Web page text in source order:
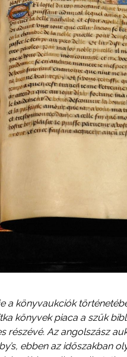
a könyvaukciók
könyvek piaca a szűk
részévé. Az angolszász
ebben az időszakban